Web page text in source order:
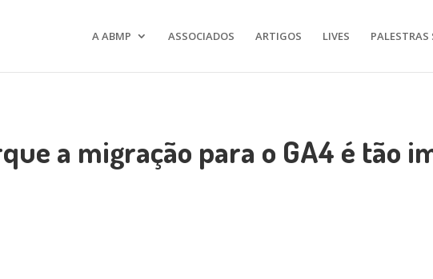
A ABMP ASSOCIADOS ARTIGOS LIVES PALESTRAS
a migração para o GA4 é tão